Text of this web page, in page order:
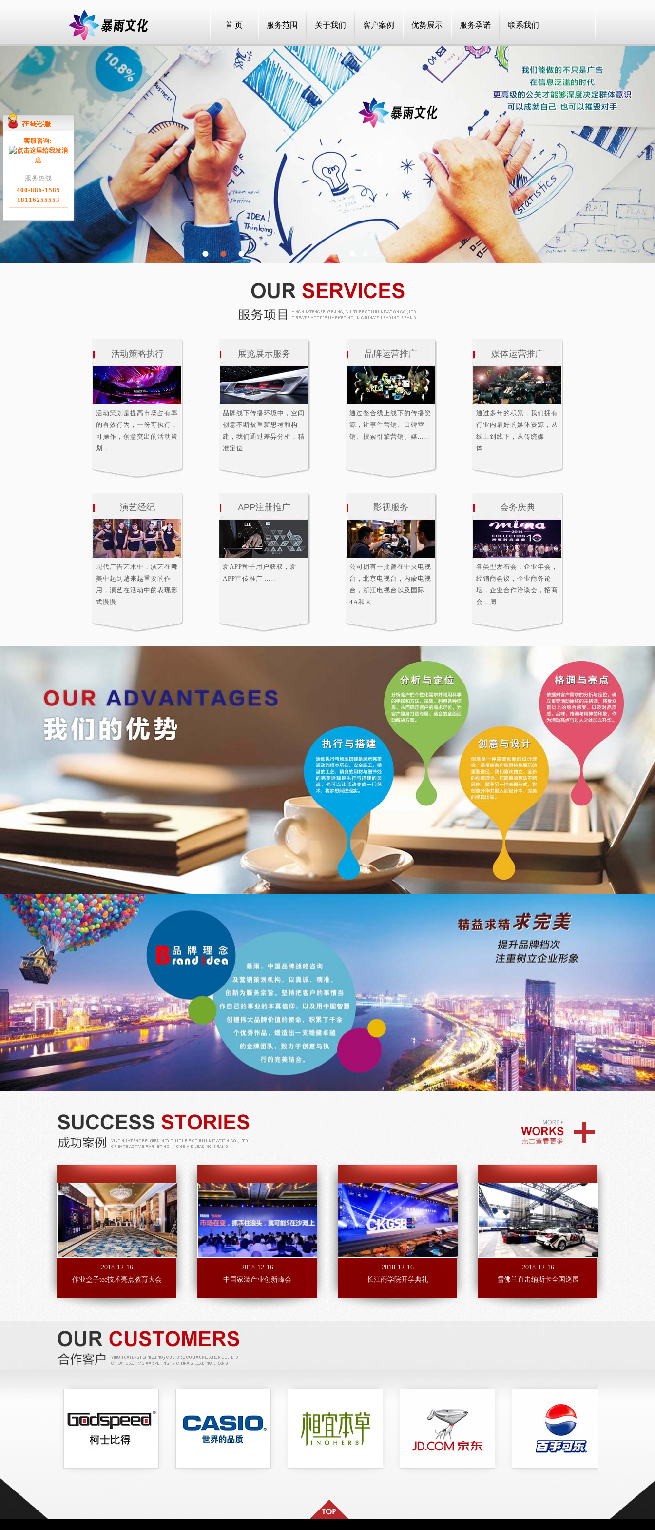
首 页 服务范围 关于我们 客户案例 优势展示 服务承诺 联系我们
● ● ●
活动策略执行
活动策划是提高市场占有率
的有效行为，一份可执行，
可操作，创意突出的活动策
划，......
展览展示服务
品牌线下传播环境中，空间
创意不断被重新思考和构
建，我们通过差异分析，精
准定位......
品牌运营推广
通过整合线上线下的传播资
源，让事件营销、口碑营
销、搜索引擎营销、媒......
媒体运营推广
通过多年的积累，我们拥有
行业内最好的媒体资源，从
线上到线下，从传统媒
体......
演艺经纪
现代广告艺术中，演艺在舞
美中起到越来越重要的作
用，演艺在活动中的表现形
式慢慢......
APP注册推广
新APP种子用户获取，新
APP宣传推广 ......
影视服务
公司拥有一批曾在中央电视
台，北京电视台，内蒙电视
台，浙江电视台以及国际
4A和大......
会务庆典
各类型发布会，企业年会，
经销商会议，企业商务论
坛，企业合作洽谈会，招商
会，周......
2018-12-16
作业盒子tec技术亮点教育大会
2018-12-16
中国家装产业创新峰会
2018-12-16
长江商学院开学典礼
2018-12-16
雪佛兰直击纳斯卡全国巡展
客服咨询:
服务热线
400-886-1585
18116255553